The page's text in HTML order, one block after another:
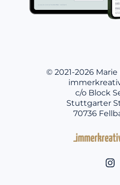
© 2021-2026
c/o Block
Stuttgarter
70736